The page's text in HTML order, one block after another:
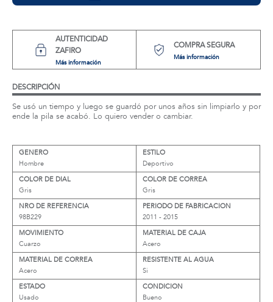
AUTENTICIDAD
ZAFIRO
Más información
COMPRA SEGURA
Más información
DESCRIPCIÓN
Se usó un tiempo y luego se guardó por unos años sin limpiarlo y por
ende la pila se acabó. Lo quiero vender o cambiar.
GENERO
Hombre
ESTILO
Deportivo
COLOR DE DIAL
Gris
COLOR DE CORREA
Gris
NRO DE REFERENCIA
98B229
PERIODO DE FABRICACION
2011 - 2015
MOVIMIENTO
Cuarzo
MATERIAL DE CAJA
Acero
MATERIAL DE CORREA
Acero
RESISTENTE AL AGUA
Si
ESTADO
Usado
CONDICION
Bueno